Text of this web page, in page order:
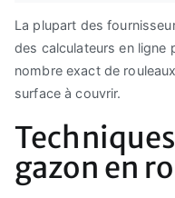
La plupart des
des calculateurs en ligne
nombre exact de
surface à couvrir.
gazon en